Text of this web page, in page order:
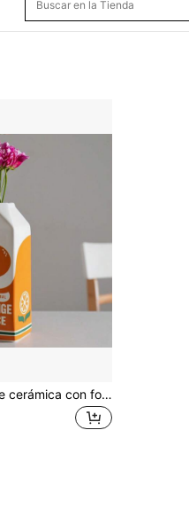
Elegante jarrón de cerámica con forma de caja de jugo de naranja - Maceta pequeña y única, idea de regalo y decoración del hogar linda, decoración de vuelta a la escuela, jarrón de suministros de estudio